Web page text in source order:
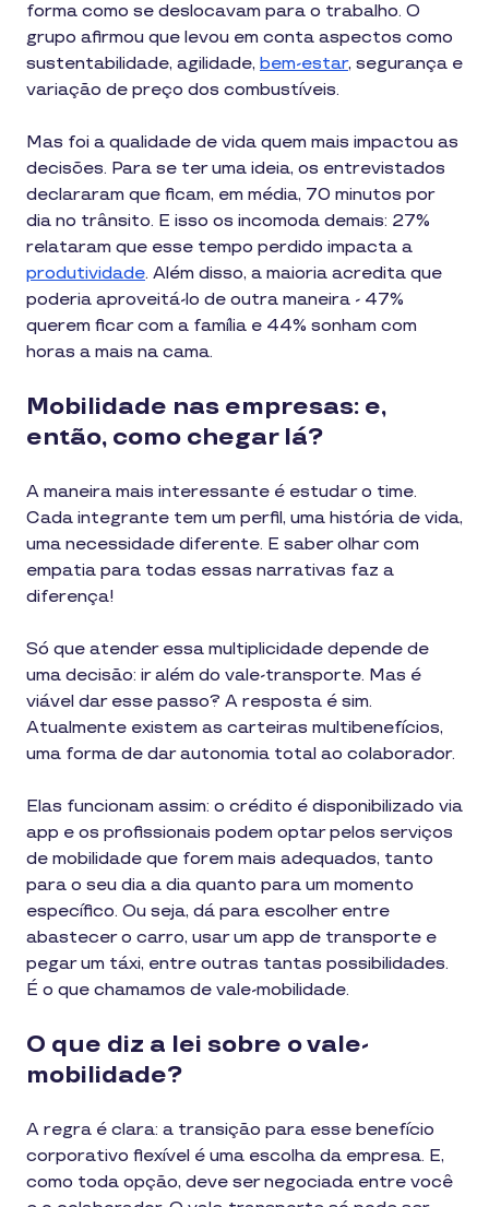
forma como se deslocavam para o trabalho. O
grupo afirmou que levou em conta aspectos como
sustentabilidade, agilidade, bem-estar, segurança e
variação de preço dos combustíveis.
Mas foi a qualidade de vida quem mais impactou as
decisões. Para se ter uma ideia, os entrevistados
declararam que ficam, em média, 70 minutos por
dia no trânsito. E isso os incomoda demais: 27%
relataram que esse tempo perdido impacta a
produtividade. Além disso, a maioria acredita que
poderia aproveitá-lo de outra maneira - 47%
querem ficar com a família e 44% sonham com
horas a mais na cama.
Mobilidade nas empresas: e,
então, como chegar lá?
A maneira mais interessante é estudar o time.
Cada integrante tem um perfil, uma história de vida,
uma necessidade diferente. E saber olhar com
empatia para todas essas narrativas faz a
diferença!
Só que atender essa multiplicidade depende de
uma decisão: ir além do vale-transporte. Mas é
viável dar esse passo? A resposta é sim.
Atualmente existem as carteiras multibenefícios,
uma forma de dar autonomia total ao colaborador.
Elas funcionam assim: o crédito é disponibilizado via
app e os profissionais podem optar pelos serviços
de mobilidade que forem mais adequados, tanto
para o seu dia a dia quanto para um momento
específico. Ou seja, dá para escolher entre
abastecer o carro, usar um app de transporte e
pegar um táxi, entre outras tantas possibilidades.
É o que chamamos de vale-mobilidade.
O que diz a lei sobre o vale-
mobilidade?
A regra é clara: a transição para esse benefício
corporativo flexível é uma escolha da empresa. E,
como toda opção, deve ser negociada entre você